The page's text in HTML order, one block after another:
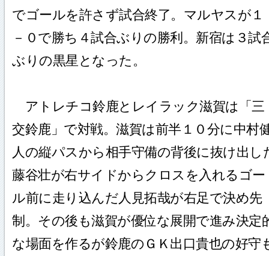
でゴールを許さず試合終了。マルヤスが１
－０で勝ち４試合ぶりの勝利。新宿は３試
ぶりの黒星となった。
アトレチコ鈴鹿とレイラック滋賀は「三
交鈴鹿」で対戦。滋賀は前半１０分に中村
人の縦パスから相手守備の背後に抜け出し
藤谷壮が右サイドからクロスを入れるゴー
ル前に走り込んだ人見拓哉が右足で決め先
制。その後も滋賀が優位な展開で進み決定
な場面を作るが鈴鹿のＧＫ出口貴也の好守